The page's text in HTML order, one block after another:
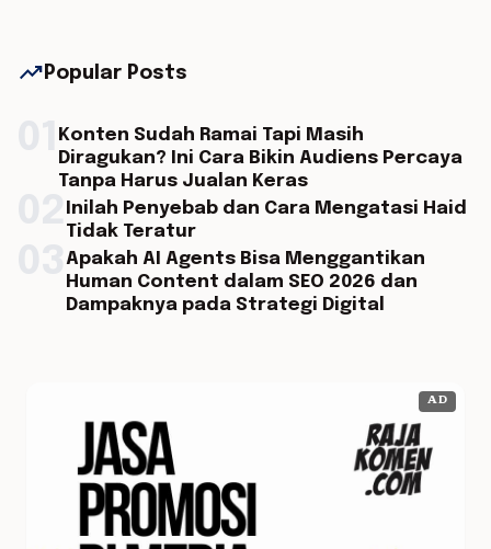
trending_up Popular Posts
Konten Sudah Ramai Tapi Masih
Diragukan? Ini Cara Bikin Audiens Percaya
Tanpa Harus Jualan Keras
Inilah Penyebab dan Cara Mengatasi Haid
Tidak Teratur
Apakah AI Agents Bisa Menggantikan
Human Content dalam SEO 2026 dan
Dampaknya pada Strategi Digital
AD